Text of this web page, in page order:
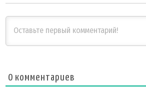
0 комментариев